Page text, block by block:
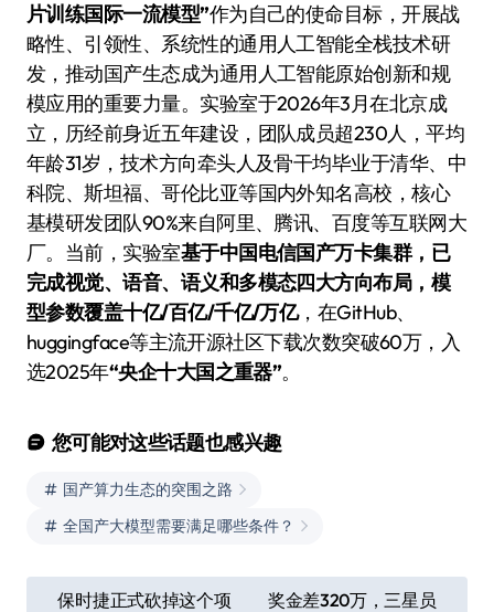
片训练国际一流模型”作为自己的使命目标，开展战
略性、引领性、系统性的通用人工智能全栈技术研
发，推动国产生态成为通用人工智能原始创新和规
模应用的重要力量。实验室于2026年3月在北京成
立，历经前身近五年建设，团队成员超230人，平均
年龄31岁，技术方向牵头人及骨干均毕业于清华、中
科院、斯坦福、哥伦比亚等国内外知名高校，核心
基模研发团队90%来自阿里、腾讯、百度等互联网大
厂。当前，实验室基于中国电信国产万卡集群，已
完成视觉、语音、语义和多模态四大方向布局，模
型参数覆盖十亿/百亿/千亿/万亿，在GitHub、
huggingface等主流开源社区下载次数突破60万，入
选2025年“央企十大国之重器”。
您可能对这些话题也感兴趣
国产算力生态的突围之路
全国产大模型需要满足哪些条件？
保时捷正式砍掉这个项
奖金差320万，三星员